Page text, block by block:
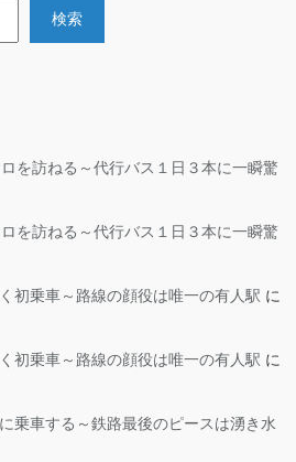
検索
を訪ねる～代行バス１日３本に一瞬驚
を訪ねる～代行バス１日３本に一瞬驚
初乗車～路線の顔役は唯一の有人駅 に
初乗車～路線の顔役は唯一の有人駅 に
乗車する～鉄路最後のピースは湧き水